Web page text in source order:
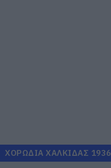
ΧΟΡΩΔΙΑ ΧΑΛΚΙΔΑΣ 1936